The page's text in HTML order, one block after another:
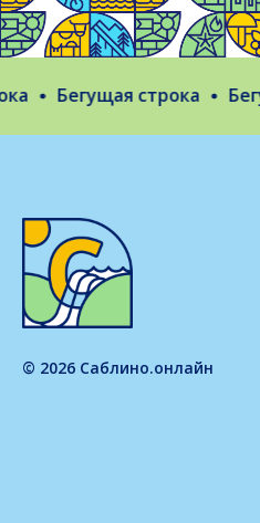
Бегущая строка
© 2026 Саблино.онлайн